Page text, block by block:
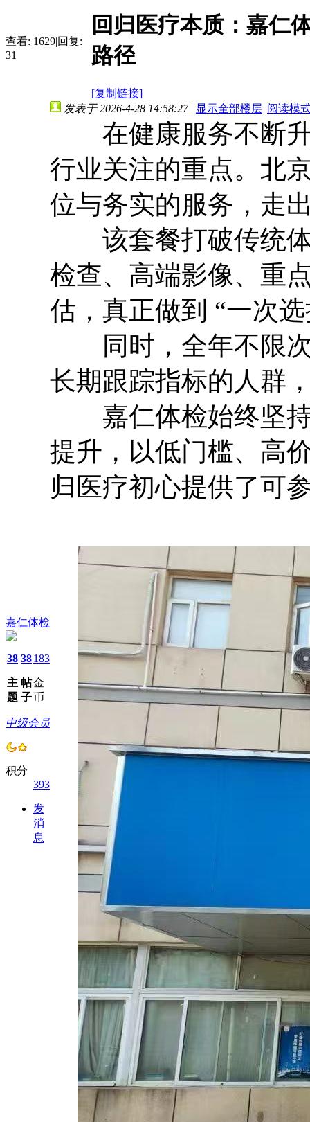
查看: 1629|回复:
31
回归医疗本质：嘉仁
路径
[复制链接]
嘉仁体检
38
主
题
38
帖
子
183
金
币
中级会员
积分
393
发
消
息
发表于 2026-4-28 14:58:27 | 显示全部楼层 |阅读模
在健康服务不断升
行业关注的重点。北
位与务实的服务，走
该套餐打破传统体
检查、高端影像、重
估，真正做到 “一次
同时，全年不限次
长期跟踪指标的人群
嘉仁体检始终坚持
提升，以低门槛、高
归医疗初心提供了可